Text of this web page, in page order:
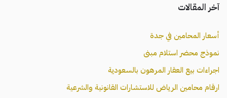
آخر المقالات
أسعار المحامين في جدة
نموذج محضر استلام مبنى
اجراءات بيع العقار المرهون بالسعودية
ارقام محامين الرياض للاستشارات القانونية والشرعية